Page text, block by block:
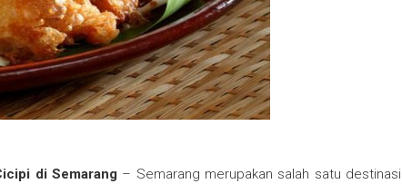
di Semarang – Semarang merupakan salah satu destinasi